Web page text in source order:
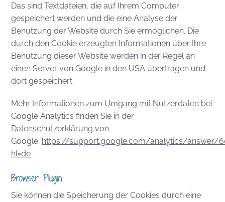
Das sind Textdateien, die auf Ihrem Computer
gespeichert werden und die eine Analyse der
Benutzung der Website durch Sie ermöglichen. Die
durch den Cookie erzeugten Informationen über Ihre
Benutzung dieser Website werden in der Regel an
einen Server von Google in den USA übertragen und
dort gespeichert.
Mehr Informationen zum Umgang mit Nutzerdaten bei
Google Analytics finden Sie in der
Datenschutzerklärung von
Google: https://support.google.com/analytics/answer/
hl=de
Browser Plugin
Sie können die Speicherung der Cookies durch eine